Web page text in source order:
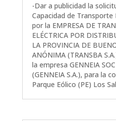
-Dar a publicidad la
Capacidad de
por la EMPRESA DE
ELÉCTRICA POR
LA PROVINCIA DE
ANÓNIMA (TRANSBA
la empresa GENNEIA
(GENNEIA S.A.), para la
Parque Eólico (PE) Los